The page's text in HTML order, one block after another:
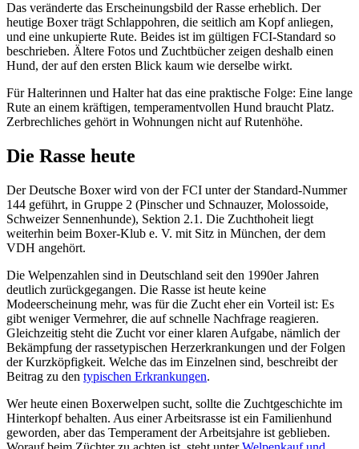
Das veränderte das Erscheinungsbild der Rasse erheblich. Der
heutige Boxer trägt Schlappohren, die seitlich am Kopf anliegen,
und eine unkupierte Rute. Beides ist im gültigen FCI-Standard so
beschrieben. Ältere Fotos und Zuchtbücher zeigen deshalb einen
Hund, der auf den ersten Blick kaum wie derselbe wirkt.
Für Halterinnen und Halter hat das eine praktische Folge: Eine lange
Rute an einem kräftigen, temperamentvollen Hund braucht Platz.
Zerbrechliches gehört in Wohnungen nicht auf Rutenhöhe.
Die Rasse heute
Der Deutsche Boxer wird von der FCI unter der Standard-Nummer
144 geführt, in Gruppe 2 (Pinscher und Schnauzer, Molossoide,
Schweizer Sennenhunde), Sektion 2.1. Die Zuchthoheit liegt
weiterhin beim Boxer-Klub e. V. mit Sitz in München, der dem
VDH angehört.
Die Welpenzahlen sind in Deutschland seit den 1990er Jahren
deutlich zurückgegangen. Die Rasse ist heute keine
Modeerscheinung mehr, was für die Zucht eher ein Vorteil ist: Es
gibt weniger Vermehrer, die auf schnelle Nachfrage reagieren.
Gleichzeitig steht die Zucht vor einer klaren Aufgabe, nämlich der
Bekämpfung der rassetypischen Herzerkrankungen und der Folgen
der Kurzköpfigkeit. Welche das im Einzelnen sind, beschreibt der
Beitrag zu den typischen Erkrankungen.
Wer heute einen Boxerwelpen sucht, sollte die Zuchtgeschichte im
Hinterkopf behalten. Aus einer Arbeitsrasse ist ein Familienhund
geworden, aber das Temperament der Arbeitsjahre ist geblieben.